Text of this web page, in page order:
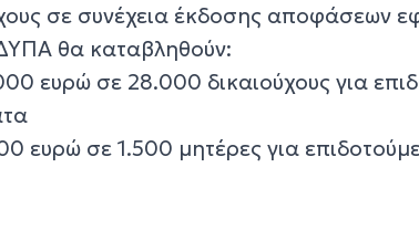
σε συνέχεια έκδοσης αποφάσεων
θα καταβληθούν:
ευρώ σε 28.000 δικαιούχους για
ευρώ σε 1.500 μητέρες για